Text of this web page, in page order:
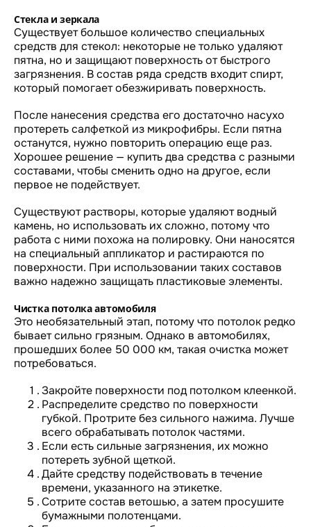
Стекла и зеркала
Существует большое количество специальных
средств для стекол: некоторые не только удаляют
пятна, но и защищают поверхность от быстрого
загрязнения. В состав ряда средств входит спирт,
который помогает обезжиривать поверхность.
После нанесения средства его достаточно насухо
протереть салфеткой из микрофибры. Если пятна
останутся, нужно повторить операцию еще раз.
Хорошее решение — купить два средства с разными
составами, чтобы сменить одно на другое, если
первое не подействует.
Существуют растворы, которые удаляют водный
камень, но использовать их сложно, потому что
работа с ними похожа на полировку. Они наносятся
на специальный аппликатор и растираются по
поверхности. При использовании таких составов
важно надежно защищать пластиковые элементы.
Чистка потолка автомобиля
Это необязательный этап, потому что потолок редко
бывает сильно грязным. Однако в автомобилях,
прошедших более 50 000 км, такая очистка может
потребоваться.
Закройте поверхности под потолком клеенкой.
Распределите средство по поверхности
губкой. Протрите без сильного нажима. Лучше
всего обрабатывать потолок частями.
Если есть сильные загрязнения, их можно
потереть зубной щеткой.
Дайте средству подействовать в течение
времени, указанного на этикетке.
Сотрите состав ветошью, а затем просушите
бумажными полотенцами.